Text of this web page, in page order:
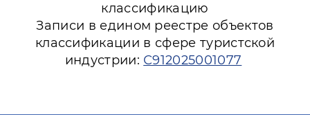
классификацию
Записи в едином реестре объектов
классификации в сфере туристской
индустрии: С912025001077